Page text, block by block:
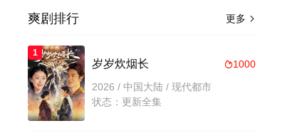
更多 
爽剧排行
1
1000
岁岁炊烟长
2026 / 中国大陆 / 现代都市
状态：更新全集